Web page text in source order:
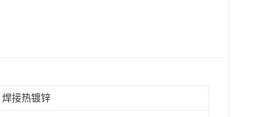
焊接热镀锌